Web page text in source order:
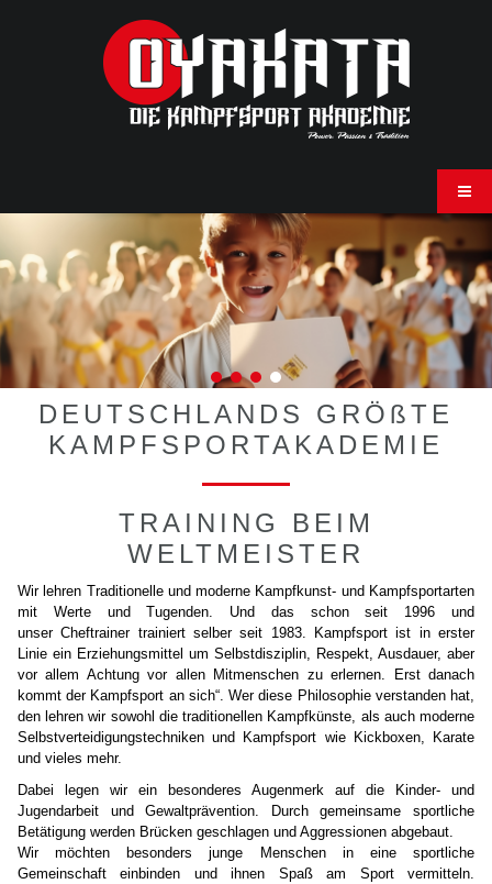
DEUTSCHLANDS GRÖßTE
KAMPFSPORTAKADEMIE
TRAINING BEIM
WELTMEISTER
Wir lehren Traditionelle und moderne Kampfkunst- und Kampfsportarten
mit Werte und Tugenden. Und das schon seit 1996 und
unser Cheftrainer trainiert selber seit 1983. Kampfsport ist in erster
Linie ein Erziehungsmittel um Selbstdisziplin, Respekt, Ausdauer, aber
vor allem Achtung vor allen Mitmenschen zu erlernen. Erst danach
kommt der Kampfsport an sich“. Wer diese Philosophie verstanden hat,
den lehren wir sowohl die traditionellen Kampfkünste, als auch moderne
Selbstverteidigungstechniken und Kampfsport wie Kickboxen, Karate
und vieles mehr.
Dabei legen wir ein besonderes Augenmerk auf die Kinder- und
Jugendarbeit und Gewaltprävention. Durch gemeinsame sportliche
Betätigung werden Brücken geschlagen und Aggressionen abgebaut.
Wir möchten besonders junge Menschen in eine sportliche
Gemeinschaft einbinden und ihnen Spaß am Sport vermitteln.